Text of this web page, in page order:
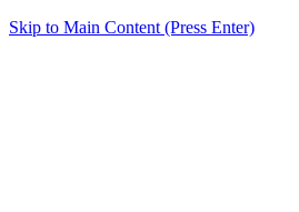
Skip to Main Content (Press Enter)